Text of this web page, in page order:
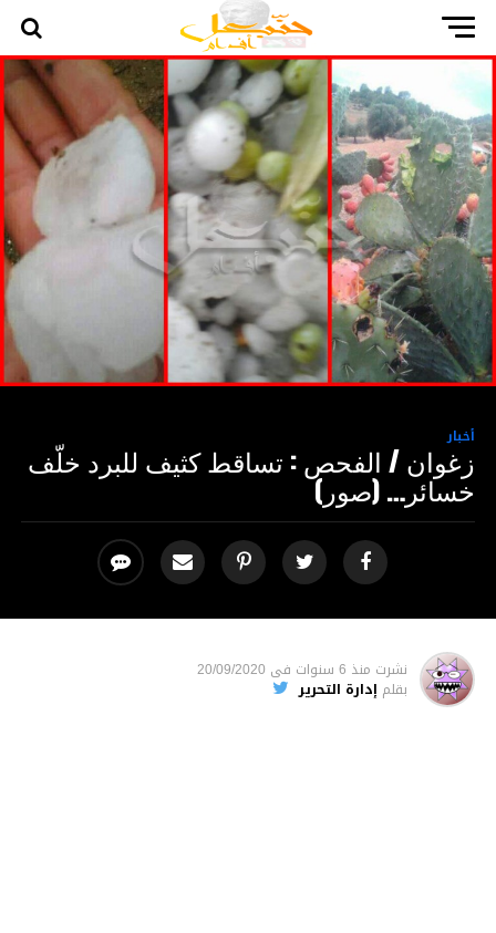
أخبار
زغوان / الفحص : تساقط كثيف للبرد خلّف
خسائر… (صور)
نشرت منذ 6 سنوات فى 20/09/2020
بقلم إدارة التحرير